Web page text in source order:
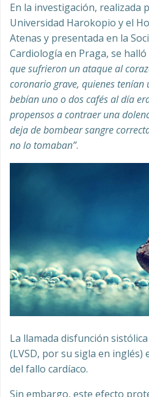
En la investigación, realizada
Universidad Harokopio y el
Atenas y presentada en la
Cardiología en Praga, se halló
que sufrieron un ataque al
coronario grave, quienes
bebían uno o dos cafés al día
propensos a contraer una
deja de bombear sangre
no lo tomaban”.
La llamada disfunción
(LVSD, por su sigla en
del fallo cardíaco.
Sin embargo, este efecto